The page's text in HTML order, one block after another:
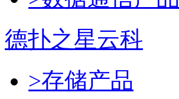
德扑之星云科
>存储产品